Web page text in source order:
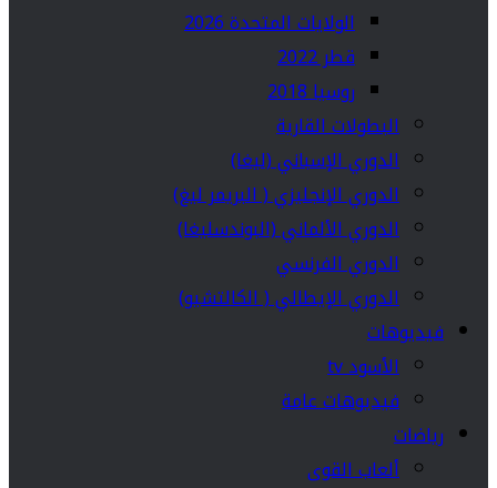
الولايات المتحدة 2026
قطر 2022
روسيا 2018
البطولات القارية
الدوري الإسباني (ليغا)
الدوري الإنجليزي ( البريمر ليغ)
الدوري الألماني (البوندسليغا)
الدوري الفرنسي
الدوري الإيطالي ( الكالتشيو)
فيديوهات
الأسود tv
فيديوهات عامة
رياضات
ألعاب القوى